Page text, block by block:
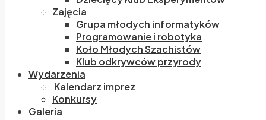
Zajęcia
Grupa młodych informatyków
Programowanie i robotyka
Koło Młodych Szachistów
Klub odkrywców przyrody
Wydarzenia
Kalendarz imprez
Konkursy
Galeria